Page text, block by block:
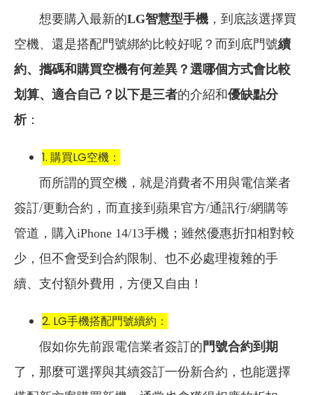
想要購入最新的LG智慧型手機 ，到底該選擇買
空機、還是搭配門號綁約比較好呢？而到底門號續
約、攜碼和購買空機有何差異？選哪個方式會比較
划算、適合自己？以下是三者的介紹和優缺點分
析：
1. 購買LG空機：
而所謂的買空機，就是消費者不用與電信業者
簽訂/更動合約，而直接到蘋果官方/通訊行/網購等
管道，購入iPhone 14/13手機；雖然優惠折扣相對較
少，但不會受到合約限制、也不必處理複雜的手
續、支付額外費用，方便又自由！
2. LG手機搭配門號續約：
假如你先前跟電信業者簽訂的 門號合約到期
了，那麼可選擇與其續簽訂一份新合約，也能選擇